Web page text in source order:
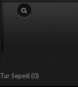
Tur Sepeti (0)